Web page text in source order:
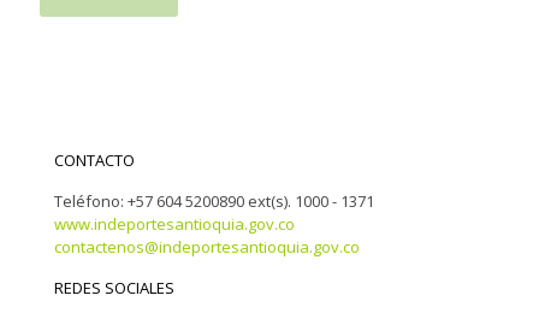
CONTACTO
Teléfono: +57 604 5200890 ext(s). 1000 - 1371
www.indeportesantioquia.gov.co
contactenos@indeportesantioquia.gov.co
REDES SOCIALES